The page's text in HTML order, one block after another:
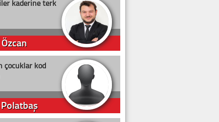
kaderine terk
çocuklar kod